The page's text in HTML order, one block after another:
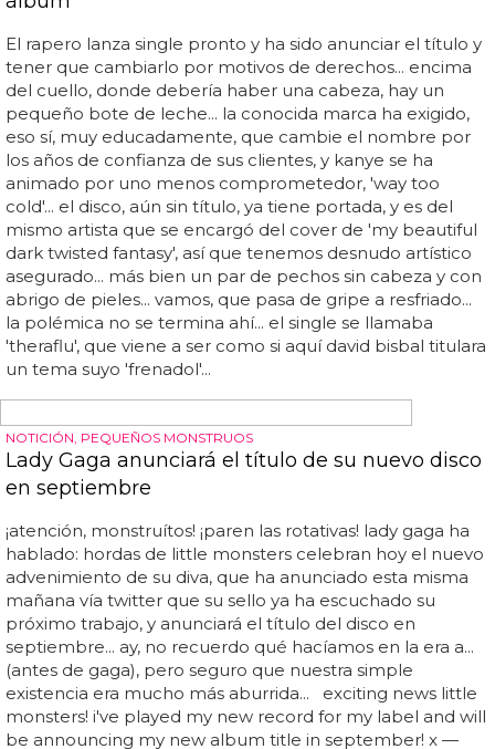
CANCIÓN OLÍMPICA
Pet Shop Boys adelantan su nuevo single,
'Winner'
la canción, que con ese título y esa portada bien podría
ser la canción oficial de las olimpiadas en londres 2012...
pet shop boys anunciaban formalmente hace unos días
que muy pronto estrenarían su nuevo single, llamado
'winner': el lunes por la mañana se podrá escuchar en la
radio inglesa y el martes ya estará disponible en itunes...
será el primer single oficial de su futuro disco que verá la
luz en septiembre bajo el título de 'elysium'... ¿no te
recuerda a los tiempos de 'home & dry'? ... si lo quieres
en formato físico, tendrás que esperar hasta el 6 de
agosto, día en el que saldrá a la venta acompañado de 3
caras b, y también ese día se pondrán a la venta en
formato digital dos bundles varios remixes y bonus
tracks...